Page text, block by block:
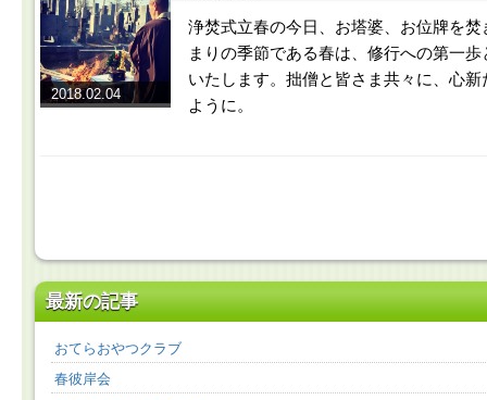
2018.02.04
浄焚式立春の今日、お塔婆、お位牌を
まりの季節である春は、修行への第一
いたします。拙僧と皆さま共々に、心
ように。
最新の記事
おてらおやつクラブ
春彼岸会